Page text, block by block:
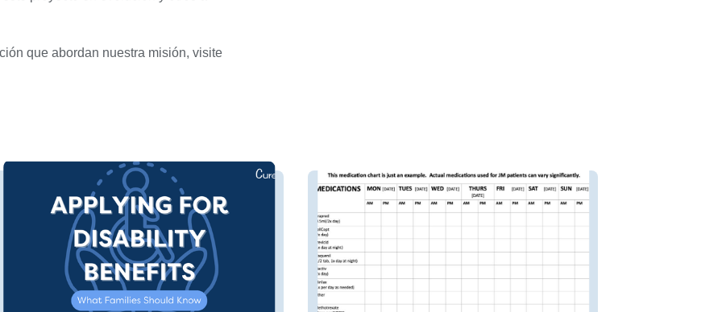
que abordan nuestra misión, visite